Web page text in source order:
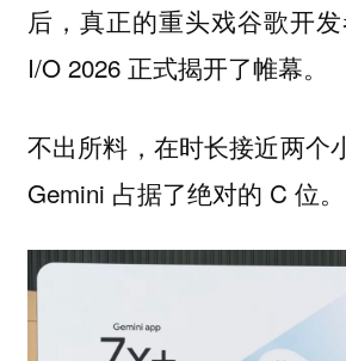
后，真正的重头戏谷歌开
I/O 2026 正式揭开了帷幕。
不出所料，在时长接近两个
Gemini 占据了绝对的 C 位。